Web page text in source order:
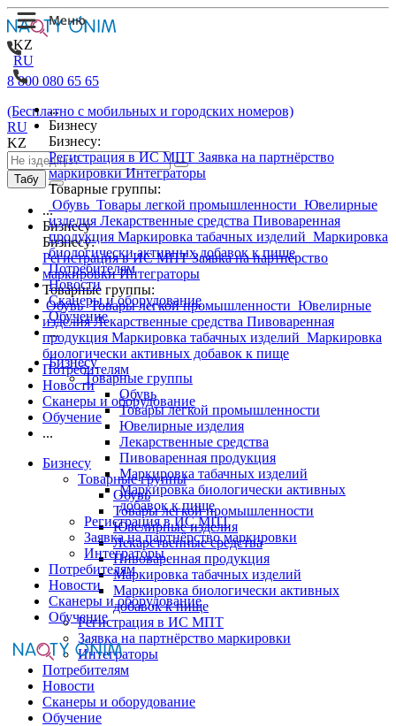
KZ
RU
...
Бизнесу
Бизнесу:
Регистрация в ИС МПТ Заявка на партнёрство
маркировкиИнтеграторы
Товарные группы:
Обувь Товары легкой промышленности Ювелирные
изделия Лекарственные средства Пивоваренная
продукция Маркировка табачных изделий Маркировка
биологически активных добавок к пище
Потребителям
Новости
Сканеры и оборудование
Обучение
...
Бизнесу
Товарные группы
Обувь
Товары легкой промышленности
Ювелирные изделия
Лекарственные средства
Пивоваренная продукция
Маркировка табачных изделий
Маркировка биологически активных
добавок к пище
Регистрация в ИС МПТ
Заявка на партнёрство маркировки
Интеграторы
Потребителям
Новости
Сканеры и оборудование
Обучение
8 800 080 65 65
(Бесплатно с мобильных и городских номеров)
RU
KZ
Табу
...
Бизнесу
Бизнесу:
Регистрация в ИС МПТЗаявка на партнёрство
маркировкиИнтеграторы
Товарные группы:
ОбувьТовары легкой промышленности Ювелирные
изделияЛекарственные средства Пивоваренная
продукция Маркировка табачных изделий Маркировка
биологически активных добавок к пище
Потребителям
Новости
Сканеры и оборудование
Обучение
...
Бизнесу
Товарные группы
Обувь
Товары легкой промышленности
Ювелирные изделия
Лекарственные средства
Пивоваренная продукция
Маркировка табачных изделий
Маркировка биологически активных
добавок к пище
Регистрация в ИС МПТ
Заявка на партнёрство маркировки
Интеграторы
Потребителям
Новости
Сканеры и оборудование
Обучение